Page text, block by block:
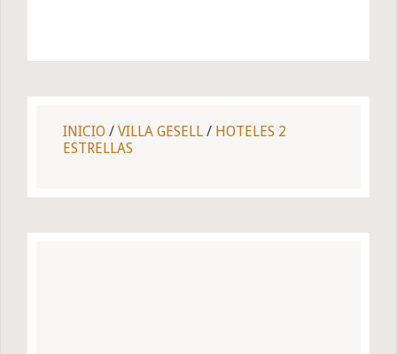
INICIO / VILLA GESELL / HOTELES 2
ESTRELLAS